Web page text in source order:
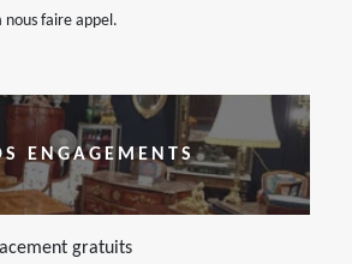
nous faire appel.
ENGAGEMENTS
gratuits